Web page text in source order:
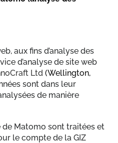
aux fins d’analyse des
d’analyse de site web
Ltd (Wellington,
sont dans leur
de manière
de Matomo sont traitées et
le compte de la GIZ